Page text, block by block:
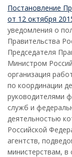
Постановление
от 12 октября
уведомления о
Правительства
Председателя
Министром
организация
по координации
руководителями
служб и
деятельностью
Российской
агентств,
министерствам, в